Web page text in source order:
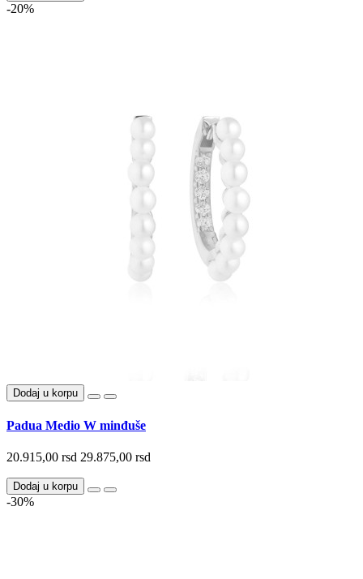
-20%
Dodaj u korpu
Padua Medio W minđuše
20.915,00 rsd 29.875,00 rsd
Dodaj u korpu
-30%